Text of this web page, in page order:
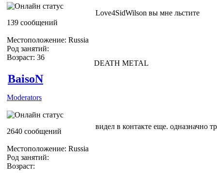
139 сообщений
Местоположение: Russia
Род занятий:
Возраст: 36
Love4SidWilson вы мне льстите
DEATH METAL
BaisoN
Moderators
2640 сообщений
Местоположение: Russia
Род занятий:
Возраст:
видел в контакте еще. одназначно